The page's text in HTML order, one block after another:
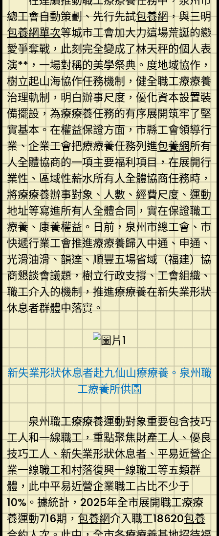
總工會自動策劃、先行先試包養網，與三明
包養網單次等城市工會加大力這場荒誕的戀
愛爭奪戰，此刻完全變成了林天秤的個人表
演**，一場對稱的美學祭典。度地域協作，
樹立起山海協作任務機制，健全職工療療養
治理軌制，明白辦事尺度，優化資本設置裝
備擺設，為療療養任務的有序展開筑牢了堅
實基本。在權益保證方面，市縣工會領導行
業、企業工會把療療養任務列進包養網所有
人全體協商的一項主要福利項目，在展開行
業性、區域性薪水所有人全體協商任務時，
將療療養辦事對象、人數、經費尺度、運動
地址等寫進所有人全體合同，實在保證職工
療養、康養權益。日前，泉州市總工會、市
快遞行業工會推進療療養歸入中通、申通、
光滑油滑、韻達、順豐五場省域（福建）協
商懇談會議題，樹立行政支撐、工會組織、
職工介入的機制，推進療療養在新失業形狀
休息者群體中落實。
新失業形狀休息者赴九仙山療療養。泉州職
工療養所供圖
泉州職工療療養運動對象重要包含技巧
工人和一線職工，重點聚焦財產工人、優良
技巧工人、新失業形狀休息者、平易近營企
業一線職工和村落復興一線職工等五類群
體，此中平易近營企業職工占比不少于
10%。據統計，2025年全市展開職工療療
養運動716期，包養網介入職工18620包養